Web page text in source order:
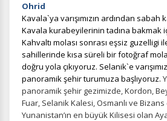
Ohrid
Kavala`ya varışımızın ardından sabah
Kavala kurabeyilerinin tadına bakmak
Kahvaltı molası sonrası eşsiz guzelligi
sahillerinde kısa süreli bir fotoğraf
doğru yola çıkıyoruz. Selanik`e
panoramik şehir turumuza başlıyoruz.
panoramik şehir gezimizde, Kordon,
Fuar, Selanik Kalesi, Osmanlı ve
Yunanistan’ın en büyük Kilisesi olan